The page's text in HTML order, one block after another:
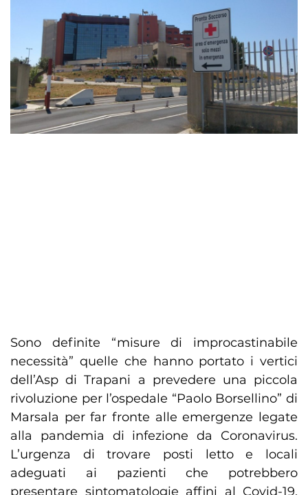
Sono definite “misure di improcastinabile
necessità” quelle che hanno portato i vertici
dell’Asp di Trapani a prevedere una piccola
rivoluzione per l’ospedale “Paolo Borsellino” di
Marsala per far fronte alle emergenze legate
alla pandemia di infezione da Coronavirus.
L’urgenza di trovare posti letto e locali
adeguati ai pazienti che potrebbero
presentare sintomatologie affini al Covid-19,